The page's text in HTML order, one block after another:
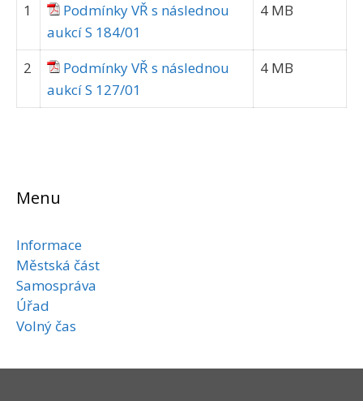
1
Podmínky VŘ s následnou
aukcí S 184/01
4 MB
2
Podmínky VŘ s následnou
aukcí S 127/01
4 MB
Menu
Informace
Městská část
Samospráva
Úřad
Volný čas